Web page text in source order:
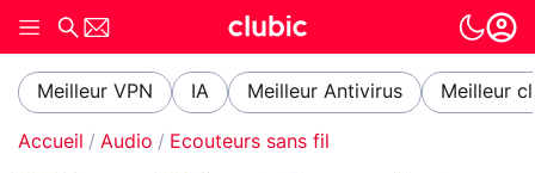
Meilleur VPN IA Meilleur Antivirus Meilleur
Accueil Audio Ecouteurs sans fil